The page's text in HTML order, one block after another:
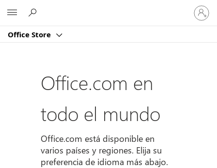
Office Store
Iniciar
sesión
en
cuenta
Office.com en
todo el mundo
Office.com está disponible en
varios países y regiones. Elija su
preferencia de idioma más abajo.